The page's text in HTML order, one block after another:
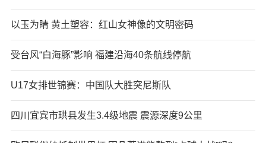
以玉为睛 黄土塑容：红山女神像的文明密码
受台风“白海豚”影响 福建沿海40条航线停航
U17女排世锦赛：中国队大胜突尼斯队
四川宜宾市珙县发生3.4级地震 震源深度9公里